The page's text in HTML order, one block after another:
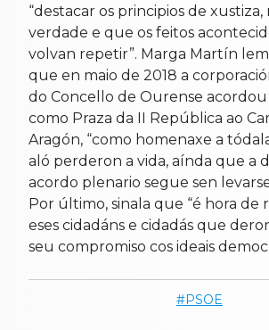
“destacar os principios de xustiza,
verdade e que os feitos
volvan repetir”. Marga Martín
que en maio de 2018 a
do Concello de Ourense
como Praza da II República ao
Aragón, “como homenaxe a
aló perderon a vida, aínda que a
acordo plenario segue sen
Por último, sinala que “é hora de
eses cidadáns e cidadás que
seu compromiso cos ideais
PSOE